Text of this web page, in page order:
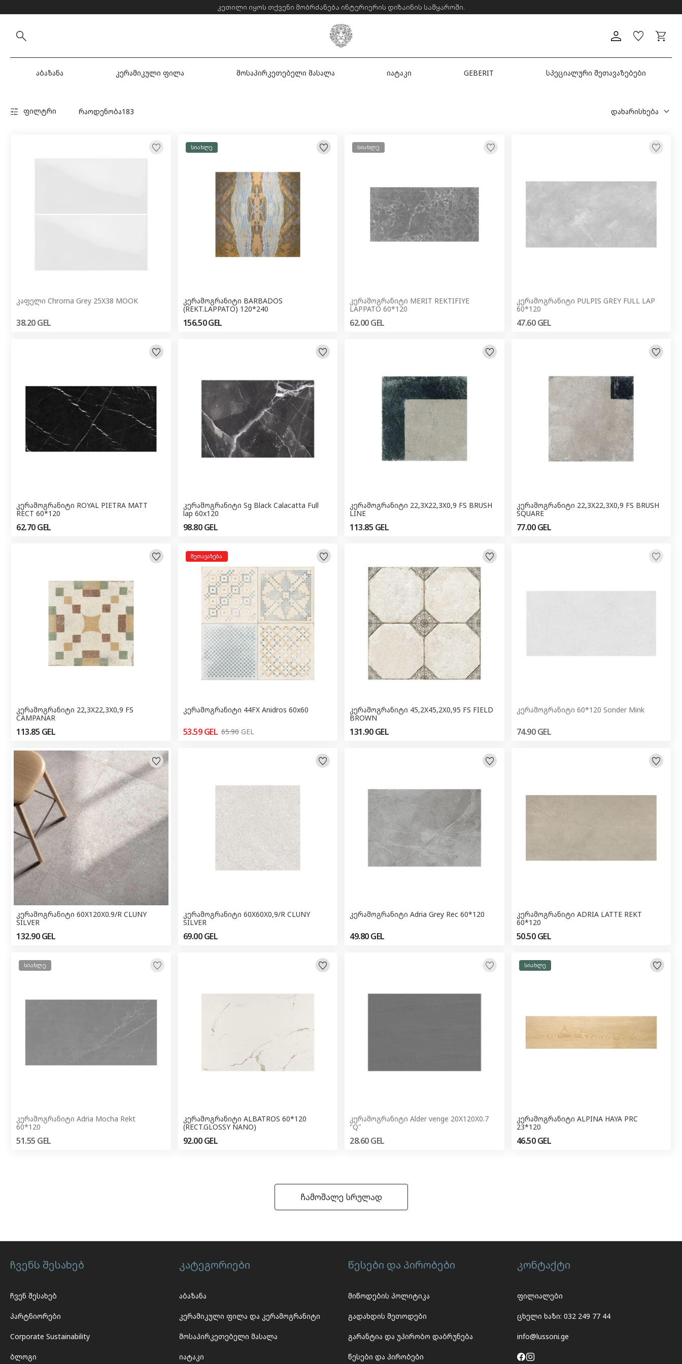
კეთილი იყოს თქვენი მობრძანება ინტერიერის დიზაინის სამყაროში.
აბაზანა კერამიკული ფილა მოსაპირკეთებელი მასალა იატაკი GEBERIT სპეციალური შეთავაზებები
ფილტრი რაოდენობა183 დახარისხება
კაფელი Chroma Grey 25X38 MOOK
38.20GEL
სიახლე
კერამოგრანიტი BARBADOS
(REKT.LAPPATO) 120*240
156.50GEL
სიახლე
კერამოგრანიტი MERIT REKTIFIYE
LAPPATO 60*120
62.00GEL
კერამოგრანიტი PULPIS GREY FULL LAP
60*120
47.60 GEL
კერამოგრანიტი ROYAL PIETRA MATT
RECT 60*120
62.70GEL
კერამოგრანიტი Sg Black Calacatta Full
lap 60x120
98.80 GEL
კერამოგრანიტი 22,3X22,3X0,9 FS BRUSH
LINE
113.85 GEL
კერამოგრანიტი 22,3X22,3X0,9 FS BRUSH
SQUARE
77.00 GEL
კერამოგრანიტი 22,3X22,3X0,9 FS
CAMPANAR
113.85 GEL
ᲨᲔᲗᲐᲕᲐᲖᲔᲑᲐ
კერამოგრანიტი 44FX Anidros 60x60
65.90 GEL
53.59 GEL
კერამოგრანიტი 45,2X45,2X0,95 FS FIELD
BROWN
131.90GEL
კერამოგრანიტი 60*120 Sonder Mink
74.90 GEL
კერამოგრანიტი 60X120X0.9/R CLUNY
SILVER
132.90GEL
კერამოგრანიტი 60X60X0,9/R CLUNY
SILVER
69.00 GEL
კერამოგრანიტი Adria Grey Rec 60*120
49.80GEL
კერამოგრანიტი ADRIA LATTE REKT
60*120
50.50 GEL
სიახლე
კერამოგრანიტი Adria Mocha Rekt
60*120
51.55 GEL
კერამოგრანიტი ALBATROS 60*120
(RECT.GLOSSY NANO)
92.00 GEL
კერამოგრანიტი Alder venge 20X120X0.7
"Q"
28.60GEL
სიახლე
კერამოგრანიტი ALPINA HAYA PRC
23*120
46.50 GEL
ჩამოშალე სრულად
ჩვენს შესახებ
ჩვენ შესახებ
პარტნიორები
Corporate Sustainability
ბლოგი
კატეგორიები
აბაზანა
კერამიკული ფილა და კერამოგრანიტი
მოსაპირკეთებელი მასალა
იატაკი
წესები და პირობები
მიწოდების პოლიტიკა
გადახდის მეთოდები
გარანტია და უპირობო დაბრუნება
წესები და პირობები
კონტაქტი
ფილიალები
ცხელი ხაზი: 032 249 77 44
info@lussoni.ge